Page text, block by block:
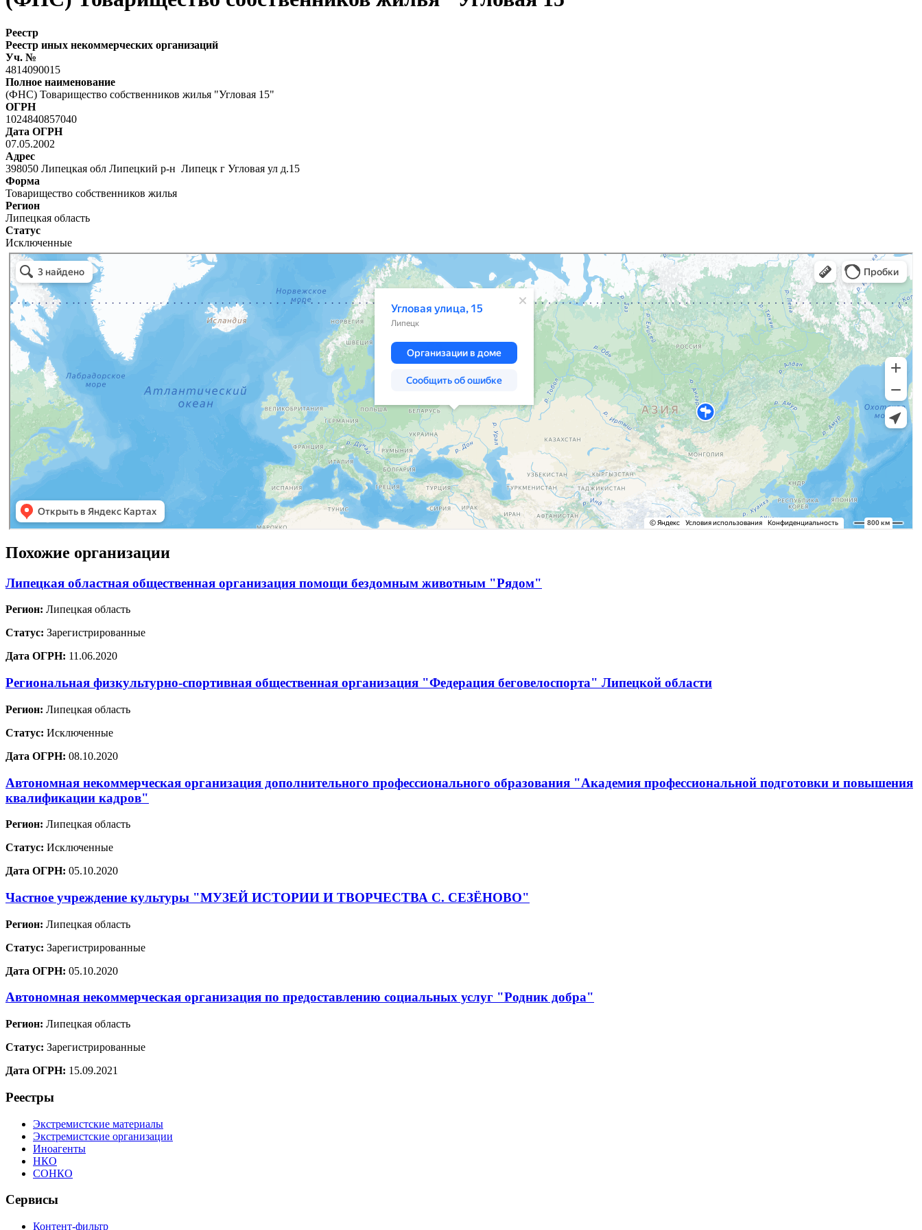
Реестр
Реестр иных некоммерческих организаций
Уч. №
4814090015
Полное наименование
(ФНС) Товарищество собственников жилья "Угловая 15"
ОГРН
1024840857040
Дата ОГРН
07.05.2002
Адрес
398050 Липецкая обл Липецкий р-н Липецк г Угловая ул д.15
Форма
Товарищество собственников жилья
Регион
Липецкая область
Статус
Исключенные
Похожие организации
Липецкая областная общественная организация помощи бездомным животным "Рядом"
Регион: Липецкая область
Статус: Зарегистрированные
Дата ОГРН: 11.06.2020
Региональная физкультурно-спортивная общественная организация "Федерация беговелоспорта" Липецкой области
Регион: Липецкая область
Статус: Исключенные
Дата ОГРН: 08.10.2020
Автономная некоммерческая организация дополнительного профессионального образования "Академия профессиональной подготовки и повышения
квалификации кадров"
Регион: Липецкая область
Статус: Исключенные
Дата ОГРН: 05.10.2020
Частное учреждение культуры "МУЗЕЙ ИСТОРИИ И ТВОРЧЕСТВА С. СЕЗЁНОВО"
Регион: Липецкая область
Статус: Зарегистрированные
Дата ОГРН: 05.10.2020
Автономная некоммерческая организация по предоставлению социальных услуг "Родник добра"
Регион: Липецкая область
Статус: Зарегистрированные
Дата ОГРН: 15.09.2021
Реестры
Экстремистские материалы
Экстремистские организации
Иноагенты
НКО
СОНКО
Сервисы
Контент-фильтр